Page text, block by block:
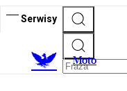
Serwisy
Moto